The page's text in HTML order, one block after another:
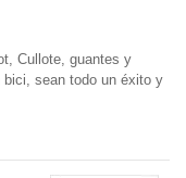
Cullote, guantes y
sean todo un éxito y